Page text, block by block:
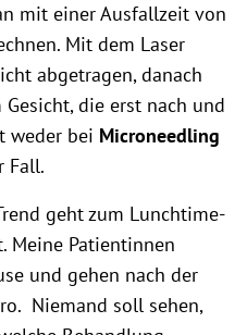
mit einer Ausfallzeit von
Mit dem Laser
abgetragen, danach
die erst nach und
weder bei Microneedling
Fall.
geht zum Lunchtime-
Meine Patientinnen
und gehen nach der
Niemand soll sehen,